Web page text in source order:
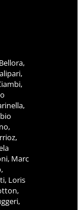
Marc
Loris